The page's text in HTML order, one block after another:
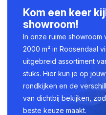
Kom een keer
showroom!
In onze ruime showroom
2000 m² in Roosendaal
uitgebreid assortiment
stuks. Hier kun je op
rondkijken en de
van dichtbij bekijken,
beste keuze maakt.